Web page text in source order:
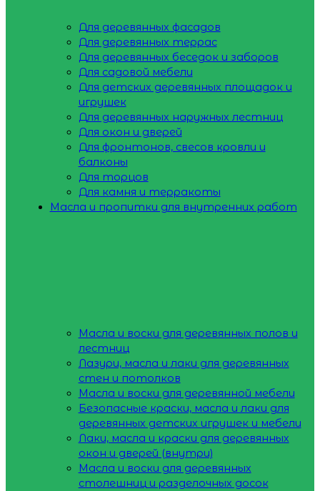
Для деревянных фасадов
Для деревянных террас
Для деревянных беседок и заборов
Для садовой мебели
Для детских деревянных площадок и
игрушек
Для деревянных наружных лестниц
Для окон и дверей
Для фронтонов, свесов кровли и
балконы
Для торцов
Для камня и терракоты
Масла и пропитки для внутренних работ
Масла и воски для деревянных полов и
лестниц
Лазури, масла и лаки для деревянных
стен и потолков
Масла и воски для деревянной мебели
Безопасные краски, масла и лаки для
деревянных детских игрушек и мебели
Лаки, масла и краски для деревянных
окон и дверей (внутри)
Масла и воски для деревянных
столешниц и разделочных досок